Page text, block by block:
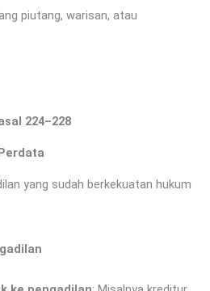
piutang, warisan, atau
224–228
yang sudah berkekuatan hukum